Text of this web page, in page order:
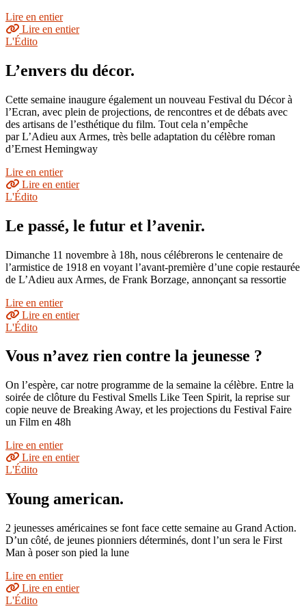
Lire en entier
Lire en entier
L'Édito
L’envers du décor.
Cette semaine inaugure également un nouveau Festival du Décor à
l’Ecran, avec plein de projections, de rencontres et de débats avec
des artisans de l’esthétique du film. Tout cela n’empêche
par L’Adieu aux Armes, très belle adaptation du célèbre roman
d’Ernest Hemingway
Lire en entier
Lire en entier
L'Édito
Le passé, le futur et l’avenir.
Dimanche 11 novembre à 18h, nous célébrerons le centenaire de
l’armistice de 1918 en voyant l’avant-première d’une copie restaurée
de L’Adieu aux Armes, de Frank Borzage, annonçant sa ressortie
Lire en entier
Lire en entier
L'Édito
Vous n’avez rien contre la jeunesse ?
On l’espère, car notre programme de la semaine la célèbre. Entre la
soirée de clôture du Festival Smells Like Teen Spirit, la reprise sur
copie neuve de Breaking Away, et les projections du Festival Faire
un Film en 48h
Lire en entier
Lire en entier
L'Édito
Young american.
2 jeunesses américaines se font face cette semaine au Grand Action.
D’un côté, de jeunes pionniers déterminés, dont l’un sera le First
Man à poser son pied la lune
Lire en entier
Lire en entier
L'Édito